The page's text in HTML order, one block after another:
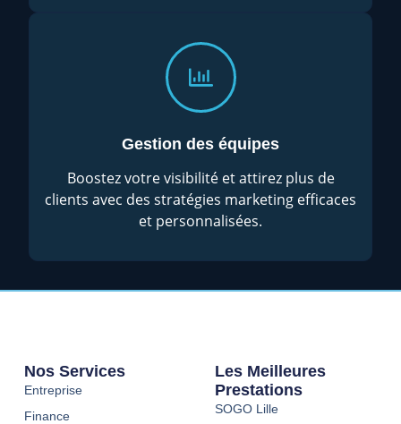
Gestion des équipes
Boostez votre visibilité et attirez plus de
clients avec des stratégies marketing efficaces
et personnalisées.
Nos Services
Entreprise
Finance
Les Meilleures
Prestations
SOGO Lille